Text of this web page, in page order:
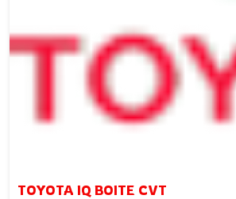
TOYOTA IQ BOITE CVT